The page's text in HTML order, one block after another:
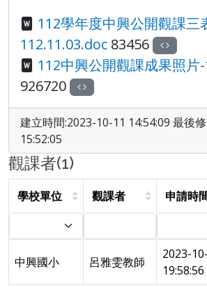
112學年度中興公開觀課三
112.11.03.doc 83456
112中興公開觀課成果照片
926720
建立時間:2023-10-11 14:54:09 最後
15:52:05
觀課者(1)
學校單位 觀課者 申請時
中興國小 呂雅雯教師
2023-
19:58:56